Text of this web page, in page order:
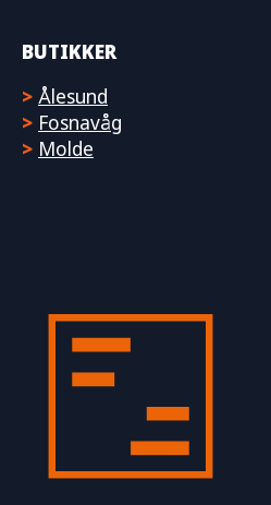
BUTIKKER
> Ålesund
> Fosnavåg
> Molde